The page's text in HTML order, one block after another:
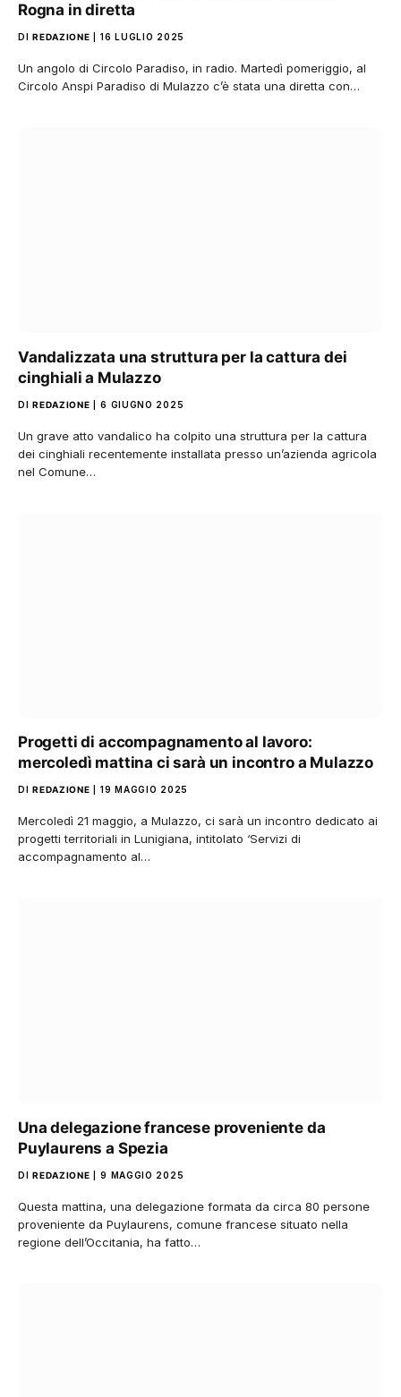
Rogna in diretta
DI REDAZIONE 16 LUGLIO 2025
Un angolo di Circolo Paradiso, in radio. Martedì pomeriggio, al
Circolo Anspi Paradiso di Mulazzo c’è stata una diretta con…
Vandalizzata una struttura per la cattura dei
cinghiali a Mulazzo
DI REDAZIONE 6 GIUGNO 2025
Un grave atto vandalico ha colpito una struttura per la cattura
dei cinghiali recentemente installata presso un’azienda agricola
nel Comune…
Progetti di accompagnamento al lavoro:
mercoledì mattina ci sarà un incontro a Mulazzo
DI REDAZIONE 19 MAGGIO 2025
Mercoledì 21 maggio, a Mulazzo, ci sarà un incontro dedicato ai
progetti territoriali in Lunigiana, intitolato ‘Servizi di
accompagnamento al…
Una delegazione francese proveniente da
Puylaurens a Spezia
DI REDAZIONE 9 MAGGIO 2025
Questa mattina, una delegazione formata da circa 80 persone
proveniente da Puylaurens, comune francese situato nella
regione dell’Occitania, ha fatto…